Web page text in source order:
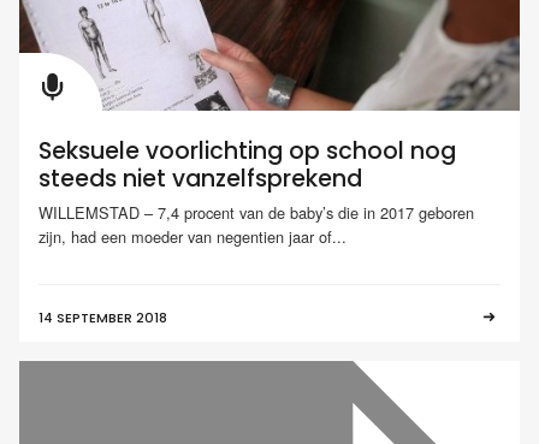
Seksuele voorlichting op school nog
steeds niet vanzelfsprekend
WILLEMSTAD – 7,4 procent van de baby’s die in 2017 geboren
zijn, had een moeder van negentien jaar of...
14 SEPTEMBER 2018